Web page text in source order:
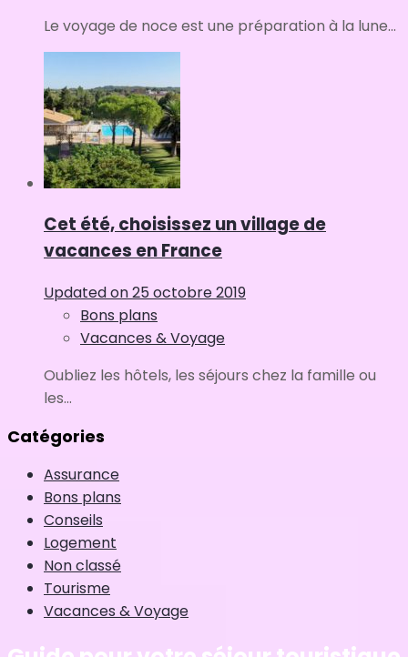
Le voyage de noce est une préparation à la lune...
Cet été, choisissez un village de
vacances en France
Updated on25 octobre 2019
Bons plans
Vacances & Voyage
Oubliez les hôtels, les séjours chez la famille ou
les...
Catégories
Assurance
Bons plans
Conseils
Logement
Non classé
Tourisme
Vacances & Voyage